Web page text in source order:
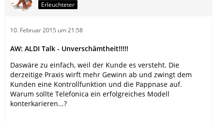
Erleuchteter
10. Februar 2015 um 21:58
AW: ALDI Talk - Unverschämtheit!!!!!
Daswäre zu einfach, weil der Kunde es versteht. Die
derzeitige Praxis wirft mehr Gewinn ab und zwingt dem
Kunden eine Kontrollfunktion und die Pappnase auf.
Warum sollte Telefonica ein erfolgreiches Modell
konterkarieren...?